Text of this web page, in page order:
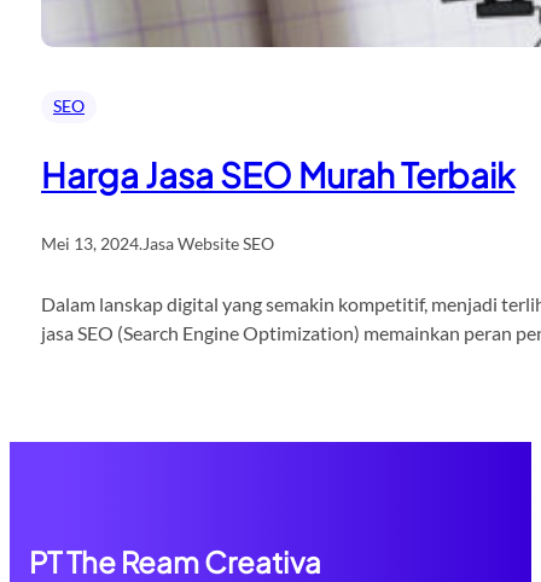
SEO
Harga Jasa SEO Murah Terbaik
Mei 13, 2024.Jasa Website SEO
Dalam lanskap digital yang semakin kompetitif, menjadi
jasa SEO (Search Engine Optimization) memainkan peran
PT The Ream Creativa